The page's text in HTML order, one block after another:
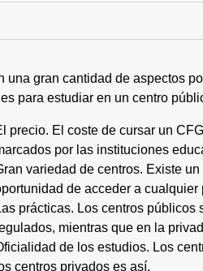
una gran cantidad de aspectos
para estudiar en un centro
precio. El coste de cursar un
por las instituciones
variedad de centros. Existe
de acceder a
prácticas. Los centros
mientras que en la
de los estudios. Los
centros privados es así.